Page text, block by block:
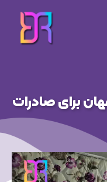
برای صادرات